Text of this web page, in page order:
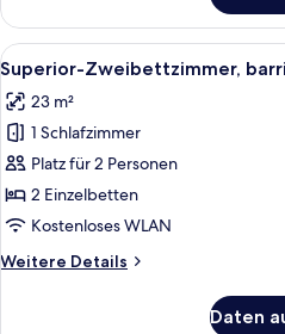
Doppelzimmer,
barrierearm
Alle
Fotos
für
Superior-
Zweibettzimmer,
barrierearm
anzeigen
5
Superior-Zweibettzimmer,
23 m²
1 Schlafzimmer
Platz für 2 Personen
2 Einzelbetten
Kostenloses WLAN
Weitere Details
Weitere
Daten